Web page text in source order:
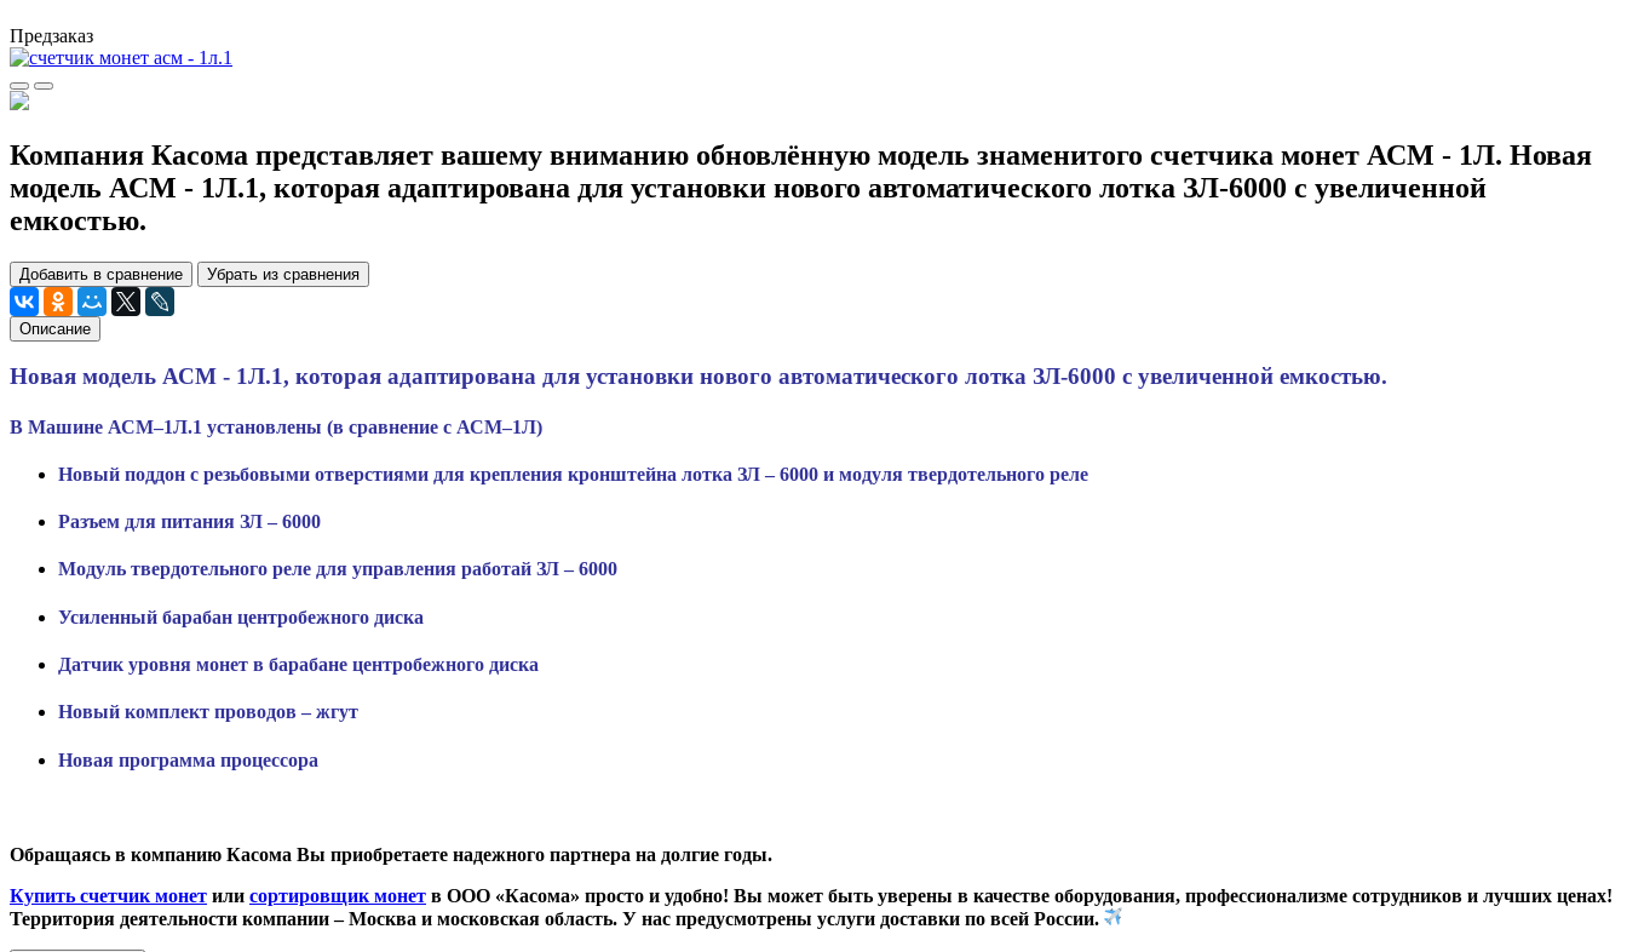
Предзаказ
Компания Касома представляет вашему вниманию обновлённую модель знаменитого счетчика монет АСМ - 1Л. Новая
модель АСМ - 1Л.1, которая адаптирована для установки нового автоматического лотка ЗЛ-6000 с увеличенной
емкостью.
Добавить в сравнение Убрать из сравнения
Описание
Новая модель АСМ - 1Л.1, которая адаптирована для установки нового автоматического лотка ЗЛ-6000 с увеличенной емкостью.
В Машине АСМ–1Л.1 установлены (в сравнение с АСМ–1Л)
Новый поддон с резьбовыми отверстиями для крепления кронштейна лотка ЗЛ – 6000 и модуля твердотельного реле
Разъем для питания ЗЛ – 6000
Модуль твердотельного реле для управления работай ЗЛ – 6000
Усиленный барабан центробежного диска
Датчик уровня монет в барабане центробежного диска
Новый комплект проводов – жгут
Новая программа процессора
Обращаясь в компанию Касома Вы приобретаете надежного партнера на долгие годы.
Купить счетчик монет или сортировщик монет в ООО «Касома» просто и удобно! Вы может быть уверены в качестве оборудования, профессионализме сотрудников и лучших ценах!
Территория деятельности компании – Москва и московская область. У нас предусмотрены услуги доставки по всей России.